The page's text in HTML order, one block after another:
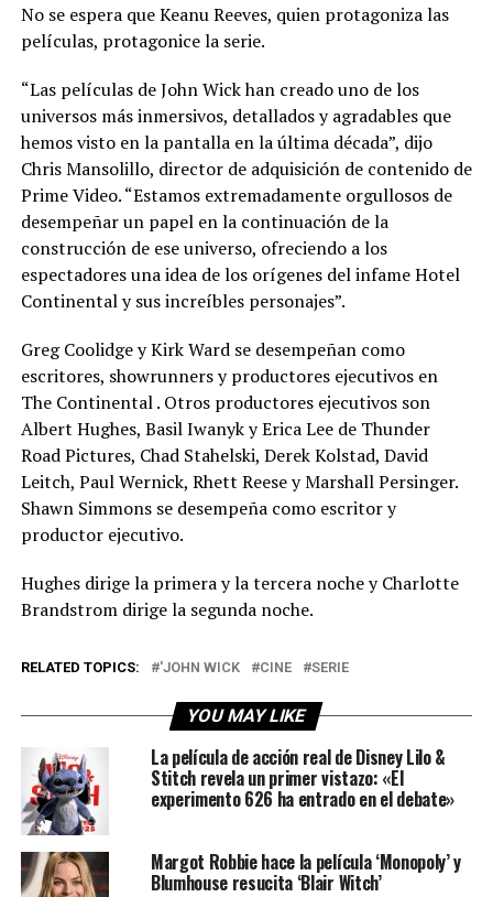
No se espera que Keanu Reeves, quien protagoniza las
películas, protagonice la serie.
“Las películas de John Wick han creado uno de los
universos más inmersivos, detallados y agradables que
hemos visto en la pantalla en la última década”, dijo
Chris Mansolillo, director de adquisición de contenido de
Prime Video. “Estamos extremadamente orgullosos de
desempeñar un papel en la continuación de la
construcción de ese universo, ofreciendo a los
espectadores una idea de los orígenes del infame Hotel
Continental y sus increíbles personajes”.
Greg Coolidge y Kirk Ward se desempeñan como
escritores, showrunners y productores ejecutivos en
The Continental . Otros productores ejecutivos son
Albert Hughes, Basil Iwanyk y Erica Lee de Thunder
Road Pictures, Chad Stahelski, Derek Kolstad, David
Leitch, Paul Wernick, Rhett Reese y Marshall Persinger.
Shawn Simmons se desempeña como escritor y
productor ejecutivo.
Hughes dirige la primera y la tercera noche y Charlotte
Brandstrom dirige la segunda noche.
RELATED TOPICS: 'JOHN WICK CINE SERIE
YOU MAY LIKE
La película de acción real de Disney Lilo &
Stitch revela un primer vistazo: «El
experimento 626 ha entrado en el debate»
Margot Robbie hace la película ‘Monopoly’ y
Blumhouse resucita ‘Blair Witch’